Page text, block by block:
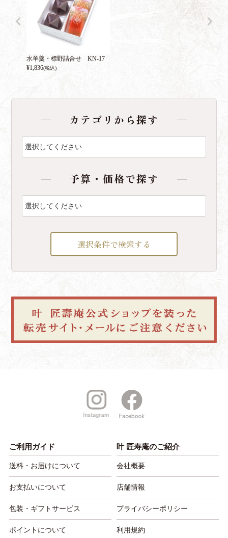
水羊羹・標野詰合せ KN-17
¥1,836(税込)
カテゴリから探す
予算・価格で探す
選択条件で検索する
ご利用ガイド
送料・お届けについて
お支払いについて
包装・ギフトサービス
ポイントについて
叶 匠寿庵のご紹介
会社概要
店舗情報
プライバシーポリシー
利用規約